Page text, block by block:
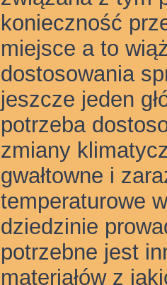
konieczność
miejsce a to
dostosowania
jeszcze jeden
potrzeba
zmiany
gwałtowne i
temperaturowe
dziedzinie
potrzebne jest
materiałów z